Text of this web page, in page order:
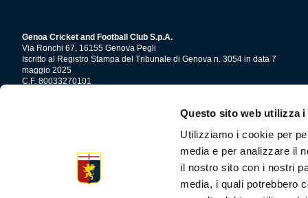
Questo sito web utilizza i
Utilizziamo i cookie per
media e per analizzare il
il nostro sito con i nostri
media, i quali potrebbero
Outlet
Helan x Genoa
Gift Card Online Store
Genoa Cricket and Football Club S.p.A.
Via Ronchi 67, 16155 Genova Pegli
Iscritto al Registro Stampa del Tribunale di Genova n. 3054 in data 7
maggio 2025
C.F. 80033270101